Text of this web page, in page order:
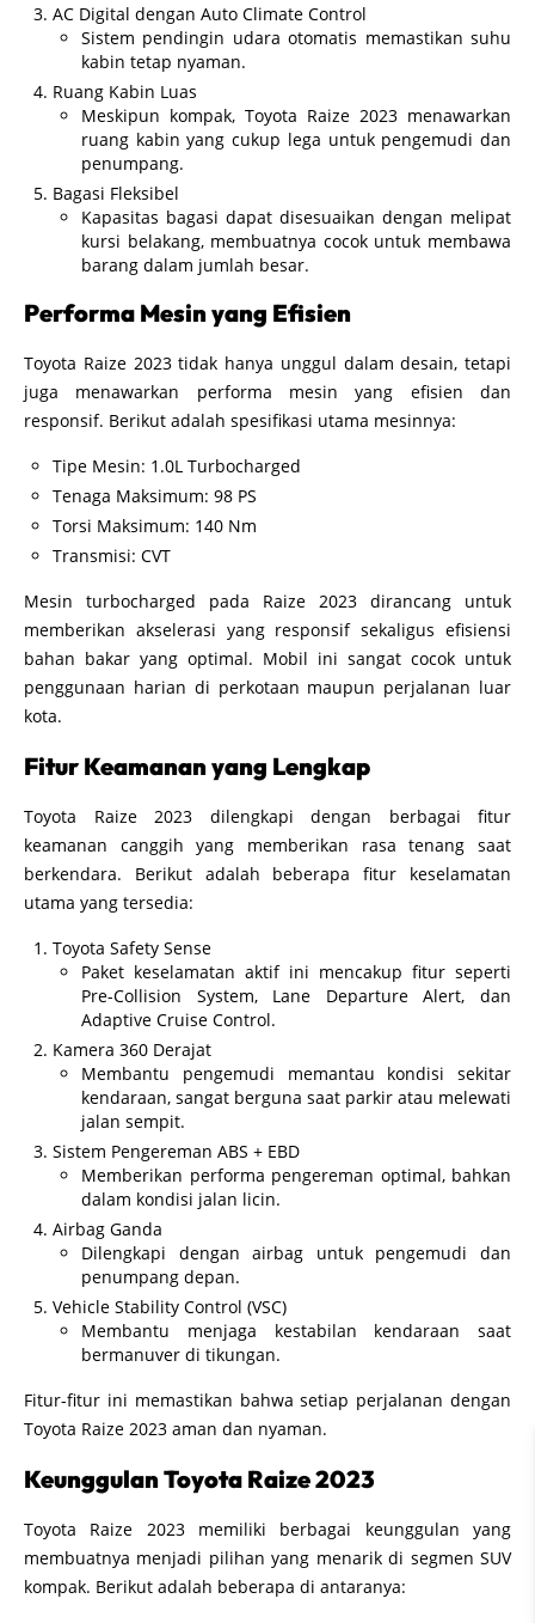
AC Digital dengan Auto Climate Control
Sistem pendingin udara otomatis memastikan suhu
kabin tetap nyaman.
Ruang Kabin Luas
Meskipun kompak, Toyota Raize 2023 menawarkan
ruang kabin yang cukup lega untuk pengemudi dan
penumpang.
Bagasi Fleksibel
Kapasitas bagasi dapat disesuaikan dengan melipat
kursi belakang, membuatnya cocok untuk membawa
barang dalam jumlah besar.
Performa Mesin yang Efisien
Toyota Raize 2023 tidak hanya unggul dalam desain, tetapi
juga menawarkan performa mesin yang efisien dan
responsif. Berikut adalah spesifikasi utama mesinnya:
Tipe Mesin: 1.0L Turbocharged
Tenaga Maksimum: 98 PS
Torsi Maksimum: 140 Nm
Transmisi: CVT
Mesin turbocharged pada Raize 2023 dirancang untuk
memberikan akselerasi yang responsif sekaligus efisiensi
bahan bakar yang optimal. Mobil ini sangat cocok untuk
penggunaan harian di perkotaan maupun perjalanan luar
kota.
Fitur Keamanan yang Lengkap
Toyota Raize 2023 dilengkapi dengan berbagai fitur
keamanan canggih yang memberikan rasa tenang saat
berkendara. Berikut adalah beberapa fitur keselamatan
utama yang tersedia:
Toyota Safety Sense
Paket keselamatan aktif ini mencakup fitur seperti
Pre-Collision System, Lane Departure Alert, dan
Adaptive Cruise Control.
Kamera 360 Derajat
Membantu pengemudi memantau kondisi sekitar
kendaraan, sangat berguna saat parkir atau melewati
jalan sempit.
Sistem Pengereman ABS + EBD
Memberikan performa pengereman optimal, bahkan
dalam kondisi jalan licin.
Airbag Ganda
Dilengkapi dengan airbag untuk pengemudi dan
penumpang depan.
Vehicle Stability Control (VSC)
Membantu menjaga kestabilan kendaraan saat
bermanuver di tikungan.
Fitur-fitur ini memastikan bahwa setiap perjalanan dengan
Toyota Raize 2023 aman dan nyaman.
Keunggulan Toyota Raize 2023
Toyota Raize 2023 memiliki berbagai keunggulan yang
membuatnya menjadi pilihan yang menarik di segmen SUV
kompak. Berikut adalah beberapa di antaranya: